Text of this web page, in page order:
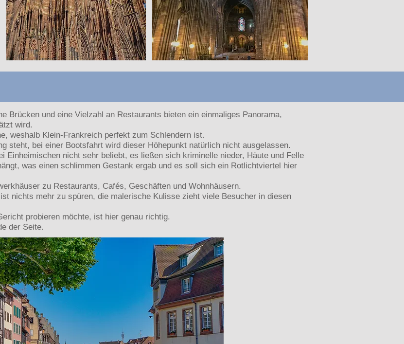
Brücken und eine Vielzahl an Restaurants bieten ein einmaliges Panorama,
wird.
weshalb Klein-Frankreich perfekt zum Schlendern ist.
steht, bei einer Bootsfahrt wird dieser Höhepunkt natürlich nicht ausgelassen.
Einheimischen nicht sehr beliebt, es ließen sich kriminelle nieder, Häute und Felle
was einen schlimmen Gestank ergab und es soll sich ein Rotlichtviertel hier
zu Restaurants, Cafés, Geschäften und Wohnhäusern.
nichts mehr zu spüren, die malerische Kulisse zieht viele Besucher in diesen
probieren möchte, ist hier genau richtig.
der Seite.